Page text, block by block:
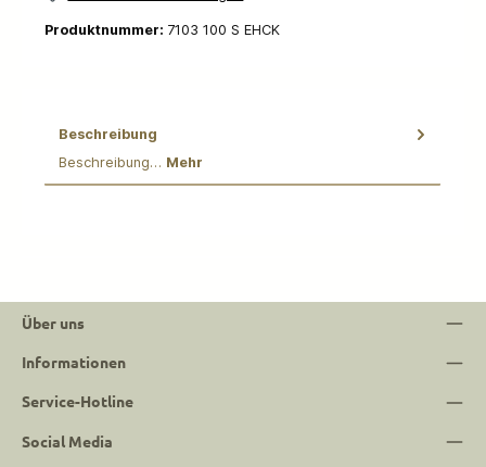
Produktnummer: 7103 100 S EHCK
Beschreibung
Beschreibung… Mehr
Über uns
Informationen
Service-Hotline
Social Media